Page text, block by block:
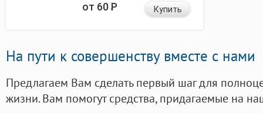
от 60Р Купить
На пути к совершенству вместе с нами
Предлагаем Вам сделать первый шаг для
жизни. Вам помогут средства, придагаемые на